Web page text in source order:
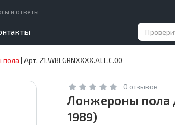
и ответы
пола | Арт. 21.WBLGRNXXXX.ALL.C.00
0 отзывов
Лонжероны пола
1989)